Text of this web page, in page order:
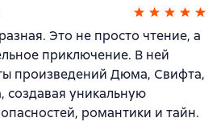
Это не просто чтение, а
приключение. В ней
произведений Дюма, Свифта,
создавая уникальную
романтики и тайн.